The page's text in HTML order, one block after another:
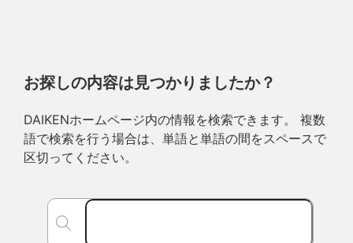
お探しの内容は見つかりましたか？
DAIKENホームページ内の情報を検索できます。 複数
語で検索を行う場合は、単語と単語の間をスペースで
区切ってください。